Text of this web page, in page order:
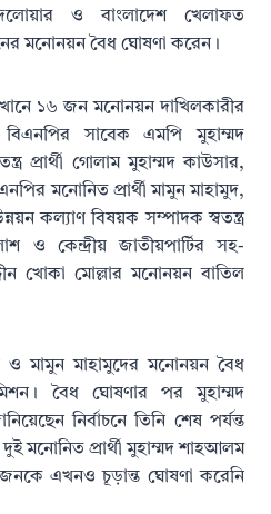
ও বাংলাদেশ খেলাফত
মনোনয়ন বৈধ ঘোষণা করেন।
১৬ জন মনোনয়ন দাখিলকারীর
বিএনপির সাবেক এমপি মুহাম্মদ
প্রার্থী গোলাম মুহাম্মদ কাউসার,
মনোনিত প্রার্থী মামুন মাহামুদ,
কল্যাণ বিষয়ক সম্পাদক স্বতন্ত্র
ও কেন্দ্রীয় জাতীয়পার্টির সহ-
খোকা মোল্লার মনোনয়ন বাতিল
ও মামুন মাহামুদের মনোনয়ন বৈধ
বৈধ ঘোষণার পর মুহাম্মদ
নির্বাচনে তিনি শেষ পর্যন্ত
মনোনিত প্রার্থী মুহাম্মদ শাহআলম
এখনও চূড়ান্ত ঘোষণা করেনি